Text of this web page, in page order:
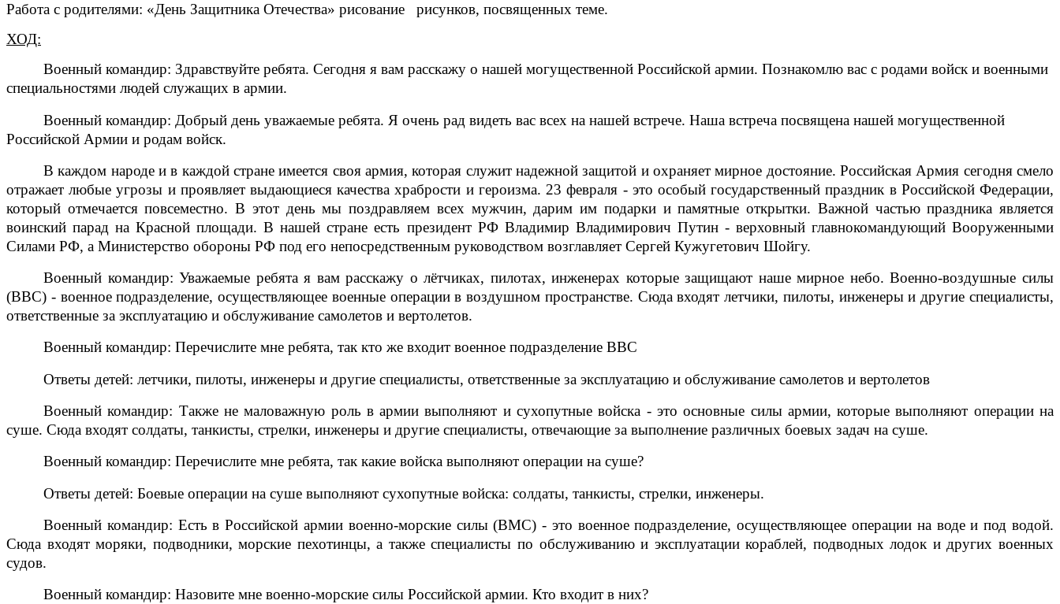
Работа с родителями: «День Защитника Отечества» рисование рисунков, посвященных теме.
ХОД:
Военный командир: Здравствуйте ребята. Сегодня я вам расскажу о нашей могущественной Российской армии. Познакомлю вас с родами войск и военными
специальностями людей служащих в армии.
Военный командир: Добрый день уважаемые ребята. Я очень рад видеть вас всех на нашей встрече. Наша встреча посвящена нашей могущественной
Российской Армии и родам войск.
В каждом народе и в каждой стране имеется своя армия, которая служит надежной защитой и охраняет мирное достояние. Российская Армия сегодня смело
отражает любые угрозы и проявляет выдающиеся качества храбрости и героизма. 23 февраля - это особый государственный праздник в Российской Федерации,
который отмечается повсеместно. В этот день мы поздравляем всех мужчин, дарим им подарки и памятные открытки. Важной частью праздника является
воинский парад на Красной площади. В нашей стране есть президент РФ Владимир Владимирович Путин - верховный главнокомандующий Вооруженными
Силами РФ, а Министерство обороны РФ под его непосредственным руководством возглавляет Сергей Кужугетович Шойгу.
Военный командир: Уважаемые ребята я вам расскажу о лётчиках, пилотах, инженерах которые защищают наше мирное небо. Военно-воздушные силы
(ВВС) - военное подразделение, осуществляющее военные операции в воздушном пространстве. Сюда входят летчики, пилоты, инженеры и другие специалисты,
ответственные за эксплуатацию и обслуживание самолетов и вертолетов.
Военный командир: Перечислите мне ребята, так кто же входит военное подразделение ВВС
Ответы детей: летчики, пилоты, инженеры и другие специалисты, ответственные за эксплуатацию и обслуживание самолетов и вертолетов
Военный командир: Также не маловажную роль в армии выполняют и сухопутные войска - это основные силы армии, которые выполняют операции на
суше. Сюда входят солдаты, танкисты, стрелки, инженеры и другие специалисты, отвечающие за выполнение различных боевых задач на суше.
Военный командир: Перечислите мне ребята, так какие войска выполняют операции на суше?
Ответы детей: Боевые операции на суше выполняют сухопутные войска: солдаты, танкисты, стрелки, инженеры.
Военный командир: Есть в Российской армии военно-морские силы (ВМС) - это военное подразделение, осуществляющее операции на воде и под водой.
Сюда входят моряки, подводники, морские пехотинцы, а также специалисты по обслуживанию и эксплуатации кораблей, подводных лодок и других военных
судов.
Военный командир: Назовите мне военно-морские силы Российской армии. Кто входит в них?